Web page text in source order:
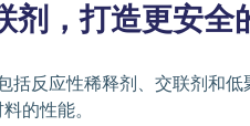
剂，打造更安全
括反应性稀释剂、交联剂和低
的性能。